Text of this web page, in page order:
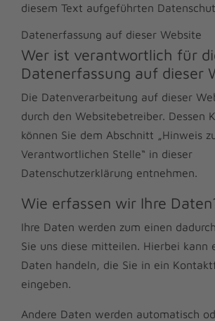
diesem Text aufgeführten
Datenerfassung auf dieser Website
Wer ist verantwortlich für
Datenerfassung auf dieser
Die Datenverarbeitung auf dieser
durch den Websitebetreiber. Dessen
können Sie dem Abschnitt „Hinweis
Verantwortlichen Stelle“ in dieser
Datenschutzerklärung entnehmen.
Wie erfassen wir Ihre
Ihre Daten werden zum einen
Sie uns diese mitteilen. Hierbei kann
Daten handeln, die Sie in ein
eingeben.
Andere Daten werden automatisch